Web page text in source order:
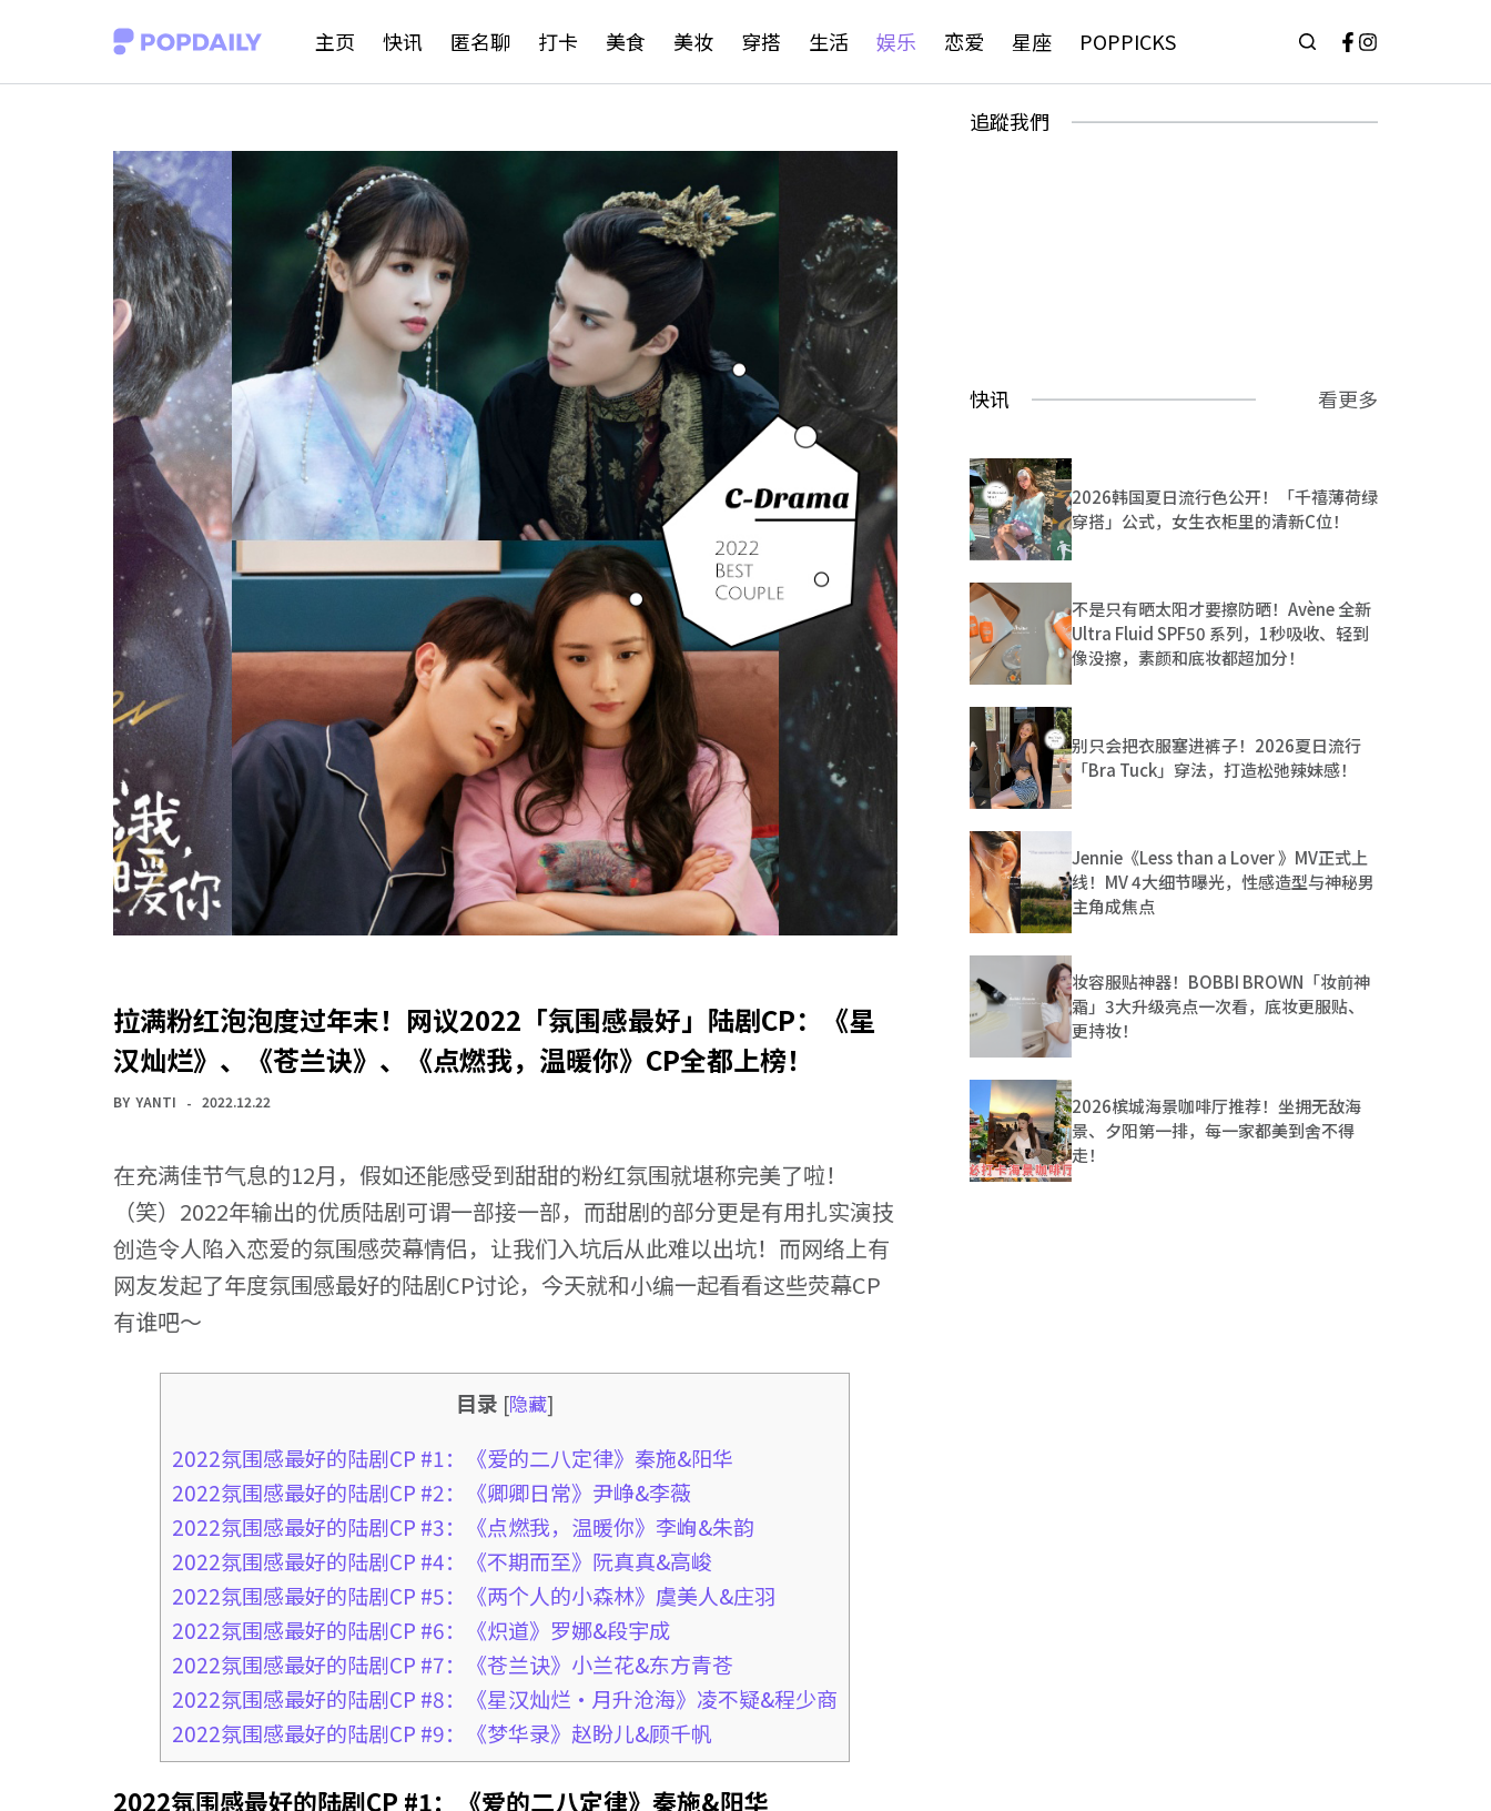
主页 快讯 匿名聊 打卡 美食 美妆 穿搭 生活 娱乐 恋爱 星座 POPPICKS
拉满粉红泡泡度过年末！网议2022「氛围感最好」陆剧CP：《星
汉灿烂》、《苍兰诀》、《点燃我，温暖你》CP全都上榜！
BY YANTI 2022.12.22
在充满佳节气息的12月，假如还能感受到甜甜的粉红氛围就堪称完美了啦！
（笑）2022年输出的优质陆剧可谓一部接一部，而甜剧的部分更是有用扎实演技
创造令人陷入恋爱的氛围感荧幕情侣，让我们入坑后从此难以出坑！而网络上有
网友发起了年度氛围感最好的陆剧CP讨论，今天就和小编一起看看这些荧幕CP
有谁吧～
目录 [隐藏]
2022氛围感最好的陆剧CP #1：《爱的二八定律》秦施&阳华
2022氛围感最好的陆剧CP #2：《卿卿日常》尹峥&李薇
2022氛围感最好的陆剧CP #3：《点燃我，温暖你》李峋&朱韵
2022氛围感最好的陆剧CP #4：《不期而至》阮真真&高峻
2022氛围感最好的陆剧CP #5：《两个人的小森林》虞美人&庄羽
2022氛围感最好的陆剧CP #6：《炽道》罗娜&段宇成
2022氛围感最好的陆剧CP #7：《苍兰诀》小兰花&东方青苍
2022氛围感最好的陆剧CP #8：《星汉灿烂·月升沧海》凌不疑&程少商
2022氛围感最好的陆剧CP #9：《梦华录》赵盼儿&顾千帆
2022氛围感最好的陆剧CP #1：《爱的二八定律》秦施&阳华
追蹤我們
快讯 看更多
2026韩国夏日流行色公开！「千禧薄荷绿
穿搭」公式，女生衣柜里的清新C位！
不是只有晒太阳才要擦防晒！Avène 全新
Ultra Fluid SPF50 系列，1秒吸收、轻到
像没擦，素颜和底妆都超加分！
别只会把衣服塞进裤子！2026夏日流行
「Bra Tuck」穿法，打造松弛辣妹感！
Jennie《Less than a Lover 》MV正式上
线！MV 4大细节曝光，性感造型与神秘男
主角成焦点
妆容服贴神器！BOBBI BROWN「妆前神
霜」3大升级亮点一次看，底妆更服贴、
更持妆！
2026槟城海景咖啡厅推荐！坐拥无敌海
景、夕阳第一排，每一家都美到舍不得
走！